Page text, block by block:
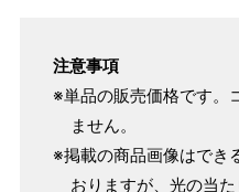
注意事項
※単品の販売価格です。
ません。
※掲載の商品画像はでき
おりますが、光の当